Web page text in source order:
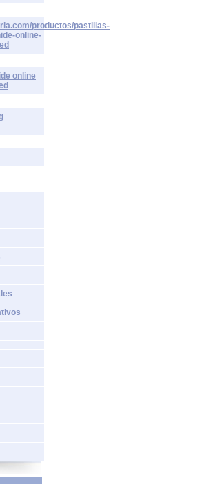
productos/pastillas-
online-
online